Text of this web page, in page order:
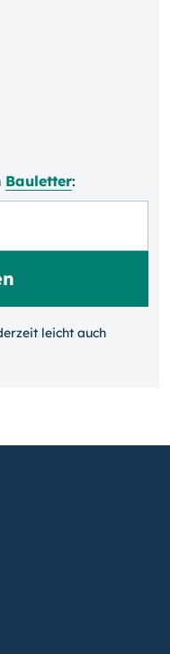
Bauletter:
leicht auch